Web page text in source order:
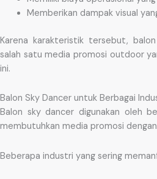
Memberikan dampak visual
Karena karakteristik tersebut,
salah satu media promosi outdoor
ini.
Balon Sky Dancer untuk Berbagai
Balon sky dancer digunakan oleh
membutuhkan media promosi
Beberapa industri yang sering